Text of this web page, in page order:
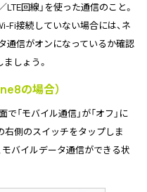
LTE回線」を使った通信のこと。
Fi接続していない場合には、ネ
通信がオンになっているか確認
しょう。
の場合）
「モバイル通信」が「オフ」に
右側のスイッチをタップしま
モバイルデータ通信ができる状